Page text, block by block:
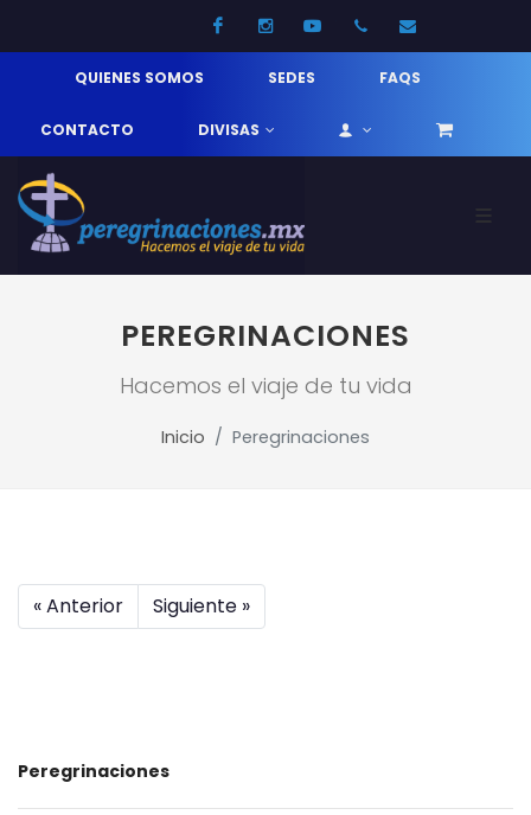
FacebookInstagramYoutube52 33 31210744
QUIENES SOMOS SEDES FAQS
CONTACTO DIVISAS
PEREGRINACIONES
Hacemos el viaje de tu vida
Inicio Peregrinaciones
« Anterior Siguiente »
Peregrinaciones